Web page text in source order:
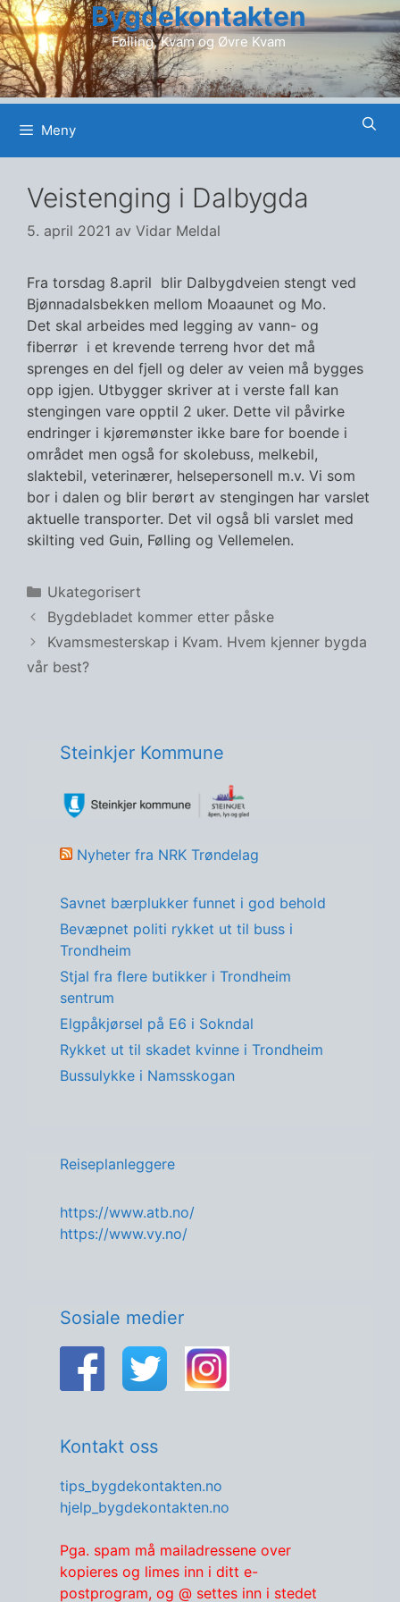
Hopp
til
innhold
Bygdekontakten
Følling, Kvam og Øvre Kvam
Meny
Veistenging i Dalbygda
5. april 2021 av Vidar Meldal
Fra torsdag 8.april blir Dalbygdveien stengt ved
Bjønnadalsbekken mellom Moaaunet og Mo.
Det skal arbeides med legging av vann- og
fiberrør i et krevende terreng hvor det må
sprenges en del fjell og deler av veien må bygges
opp igjen. Utbygger skriver at i verste fall kan
stengingen vare opptil 2 uker. Dette vil påvirke
endringer i kjøremønster ikke bare for boende i
området men også for skolebuss, melkebil,
slaktebil, veterinærer, helsepersonell m.v. Vi som
bor i dalen og blir berørt av stengingen har varslet
aktuelle transporter. Det vil også bli varslet med
skilting ved Guin, Følling og Vellemelen.
Kategorier
Ukategorisert
Bygdebladet kommer etter påske
Kvamsmesterskap i Kvam. Hvem kjenner bygda
vår best?
Steinkjer Kommune
Nyheter fra NRK Trøndelag
Savnet bærplukker funnet i god behold
Bevæpnet politi rykket ut til buss i
Trondheim
Stjal fra flere butikker i Trondheim
sentrum
Elgpåkjørsel på E6 i Sokndal
Rykket ut til skadet kvinne i Trondheim
Bussulykke i Namsskogan
Reiseplanleggere
https://www.atb.no/
https://www.vy.no/
Sosiale medier
Kontakt oss
tips_bygdekontakten.no
hjelp_bygdekontakten.no
Pga. spam må mailadressene over
kopieres og limes inn i ditt e-
postprogram, og @ settes inn i stedet